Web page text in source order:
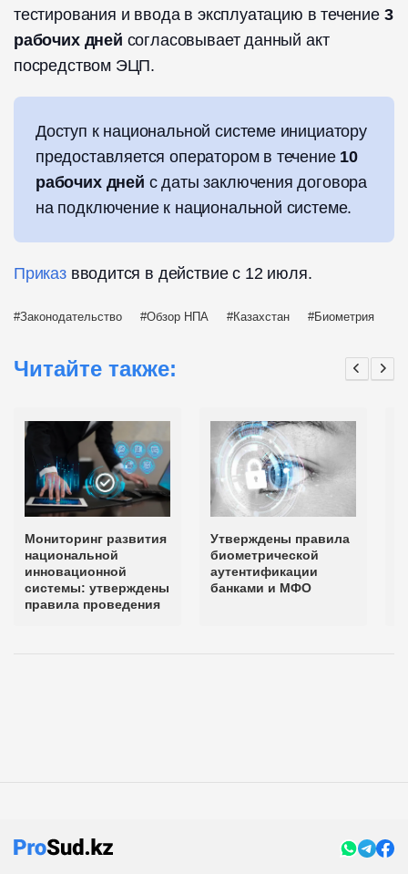
тестирования и ввода в эксплуатацию в течение 3
рабочих дней согласовывает данный акт
посредством ЭЦП.
Доступ к национальной системе инициатору
предоставляется оператором в течение 10
рабочих дней с даты заключения договора
на подключение к национальной системе.
Приказвводится в действие с 12 июля.
Законодательство Обзор НПА Казахстан Биометрия
Читайте также:
Мониторинг развития
национальной
инновационной
системы: утверждены
правила проведения
Утверждены правила
биометрической
аутентификации
банками и МФО